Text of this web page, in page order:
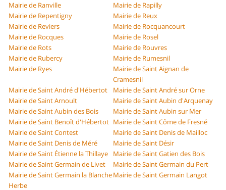
Mairie de Ranville
Mairie de Rapilly
Mairie de Repentigny
Mairie de Reux
Mairie de Reviers
Mairie de Rocquancourt
Mairie de Rocques
Mairie de Rosel
Mairie de Rots
Mairie de Rouvres
Mairie de Rubercy
Mairie de Rumesnil
Mairie de Ryes
Mairie de Saint Aignan de
Cramesnil
Mairie de Saint André d'Hébertot
Mairie de Saint André sur Orne
Mairie de Saint Arnoult
Mairie de Saint Aubin d'Arquenay
Mairie de Saint Aubin des Bois
Mairie de Saint Aubin sur Mer
Mairie de Saint Benoît d'Hébertot Mairie de Saint Côme de Fresné
Mairie de Saint Contest
Mairie de Saint Denis de Mailloc
Mairie de Saint Denis de Méré
Mairie de Saint Désir
Mairie de Saint Étienne la Thillaye
Mairie de Saint Gatien des Bois
Mairie de Saint Germain de Livet
Mairie de Saint Germain du Pert
Mairie de Saint Germain la Blanche
Herbe
Mairie de Saint Germain Langot